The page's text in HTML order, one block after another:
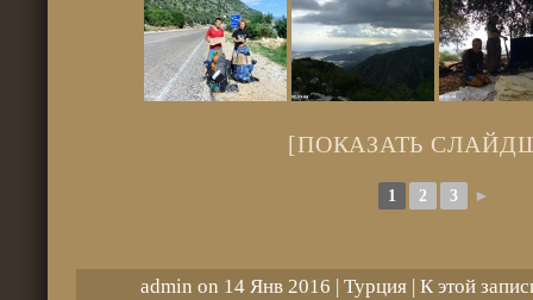
[ПОКАЗАТЬ
1 2 3 ►
admin on 14 Янв 2016 | Турция| К этой